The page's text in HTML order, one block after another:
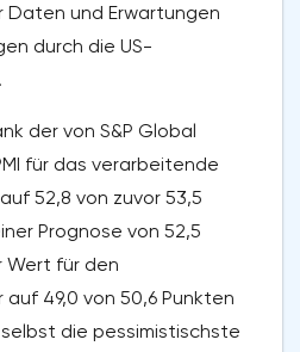
Daten und Erwartungen
durch die US-
der von S&P Global
für das verarbeitende
52,8 von zuvor 53,5
Prognose von 52,5
Wert für den
49,0 von 50,6 Punkten
die pessimistischste